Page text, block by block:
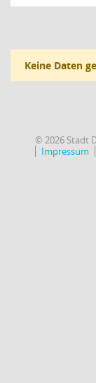
Keine Daten
© 2026 Stadt
Impressum